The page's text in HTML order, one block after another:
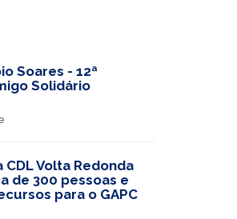
Soares - 12ª
Solidário
CDL Volta Redonda
de 300 pessoas e
para o GAPC